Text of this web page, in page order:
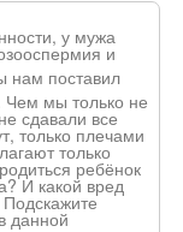
у мужа
я и
нам поставил
Чем мы только не
сдавали все
только плечами
только
ребёнок
И какой вред
данной